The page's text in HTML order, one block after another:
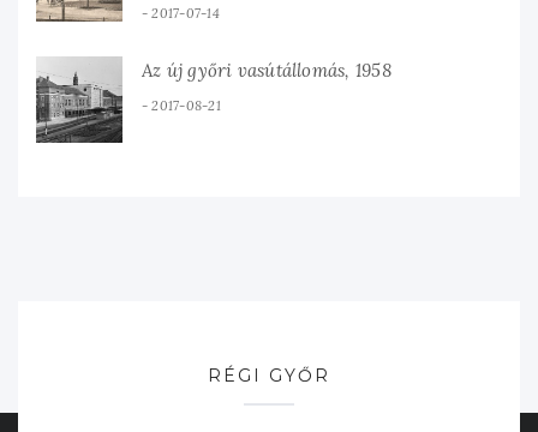
2017-07-14
Az új győri vasútállomás, 1958
2017-08-21
RÉGI GYŐR